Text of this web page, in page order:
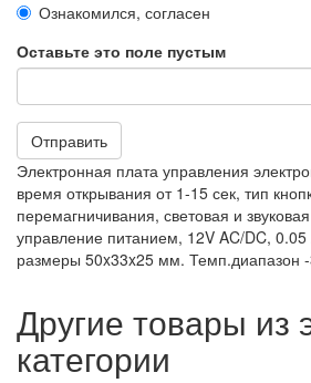
Ознакомился, согласен
Оставьте это поле пустым
Отправить
Электронная плата управления
время открывания от 1-15 сек, тип
перемагничивания, световая и
управление питанием, 12V AC/DC, 0.05
размеры 50x33x25 мм. Темп.диапазон
Другие товары из
категории